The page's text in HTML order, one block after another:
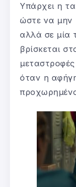
Υπάρχει η
ώστε να μην
αλλά σε μία
βρίσκεται
όταν η